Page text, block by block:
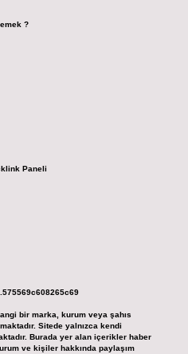
?
bir marka, kurum veya şahıs
Sitede yalnızca kendi
Burada yer alan içerikler haber
ve kişiler hakkında paylaşım